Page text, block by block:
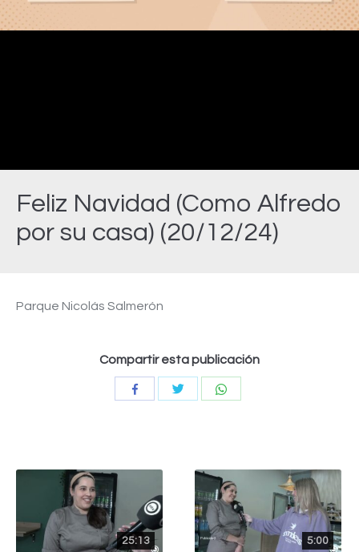
Feliz Navidad (Como Alfredo
por su casa) (20/12/24)
Video
Parque Nicolás Salmerón
Compartir esta publicación
CompartirCompartir
25:13 5:00